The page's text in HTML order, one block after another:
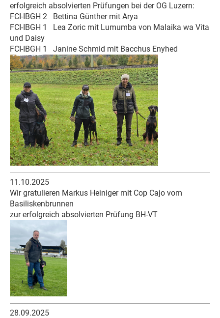
erfolgreich absolvierten Prüfungen bei der OG Luzern:
FCI-IBGH 2
Bettina Günther mit Arya
FCI-IBGH 1
Lea Zoric mit Lumumba von Malaika wa Vita
und Daisy
FCI-IBGH 1
Janine Schmid mit Bacchus Enyhed
11.10.2025
Wir gratulieren Markus Heiniger mit Cop Cajo vom
Basiliskenbrunnen
zur erfolgreich absolvierten Prüfung BH-VT
28.09.2025